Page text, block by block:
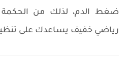
ضغط الدم، لذلك من
رياضي خفيف يساعدك على